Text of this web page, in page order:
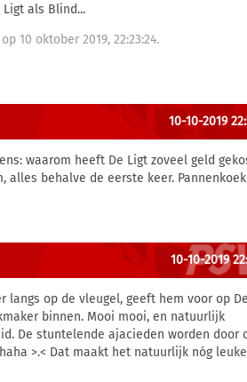
als Blind...
10 oktober 2019, 22:23:24.
10-10-2019
waarom heeft De Ligt zoveel geld
alles behalve de eerste keer.
10-10-2019
langs op de vleugel, geeft hem voor op
binnen. Mooi mooi, en natuurlijk
De stuntelende ajacieden worden door
>.< Dat maakt het natuurlijk nóg